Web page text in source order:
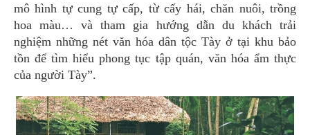
mô hình tự cung tự cấp, từ cấy hái, chăn nuôi, trồng
hoa màu… và tham gia hướng dẫn du khách trải
nghiệm những nét văn hóa dân tộc Tày ở tại khu bảo
tồn để tìm hiểu phong tục tập quán, văn hóa ẩm thực
của người Tày”.